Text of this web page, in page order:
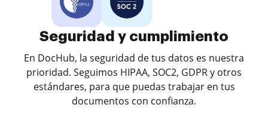
Seguridad y cumplimiento
En DocHub, la seguridad de tus datos es nuestra
prioridad. Seguimos HIPAA, SOC2, GDPR y otros
estándares, para que puedas trabajar en tus
documentos con confianza.